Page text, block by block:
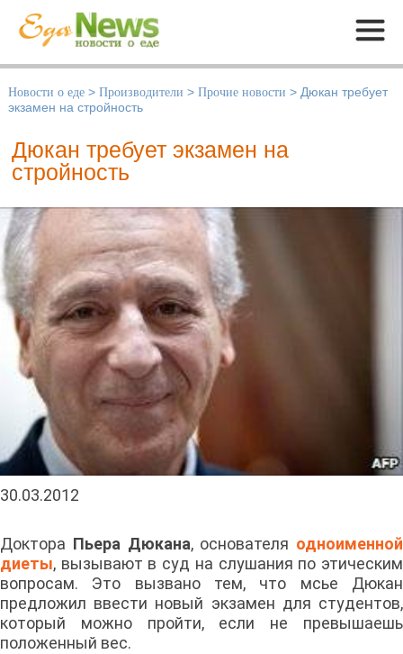
Меню
Новости о еде > Производители > Прочие новости > Дюкан требует
экзамен на стройность
Дюкан требует экзамен на
стройность
30.03.2012
Доктора Пьера Дюкана, основателя одноименной
диеты, вызывают в суд на слушания по этическим
вопросам. Это вызвано тем, что мсье Дюкан
предложил ввести новый экзамен для студентов,
который можно пройти, если не превышаешь
положенный вес.